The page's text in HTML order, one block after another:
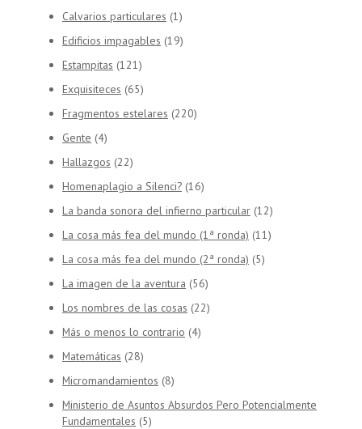
Calvarios particulares (1)
Edificios impagables (19)
Estampitas (121)
Exquisiteces (65)
Fragmentos estelares (220)
Gente (4)
Hallazgos (22)
Homenaplagio a Silenci? (16)
La banda sonora del infierno particular (12)
La cosa más fea del mundo (1ª ronda) (11)
La cosa más fea del mundo (2ª ronda) (5)
La imagen de la aventura (56)
Los nombres de las cosas (22)
Más o menos lo contrario (4)
Matemáticas (28)
Micromandamientos (8)
Ministerio de Asuntos Absurdos Pero Potencialmente
Fundamentales (5)